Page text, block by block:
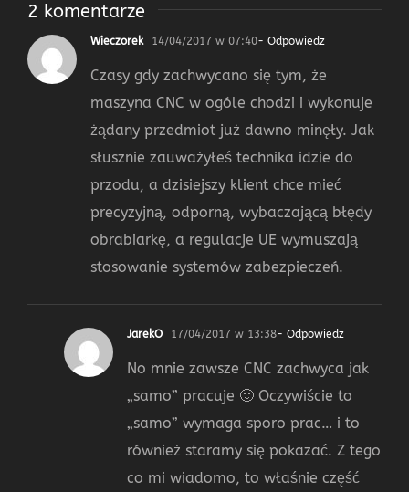
2 komentarze
Wieczorek 14/04/2017 w 07:40- Odpowiedz
Czasy gdy zachwycano się tym, że
maszyna CNC w ogóle chodzi i wykonuje
żądany przedmiot już dawno minęły. Jak
słusznie zauważyłeś technika idzie do
przodu, a dzisiejszy klient chce mieć
precyzyjną, odporną, wybaczającą błędy
obrabiarkę, a regulacje UE wymuszają
stosowanie systemów zabezpieczeń.
JarekO 17/04/2017 w 13:38- Odpowiedz
No mnie zawsze CNC zachwyca jak
„samo” pracuje 🙂 Oczywiście to
„samo” wymaga sporo prac… i to
również staramy się pokazać. Z tego
co mi wiadomo, to właśnie część